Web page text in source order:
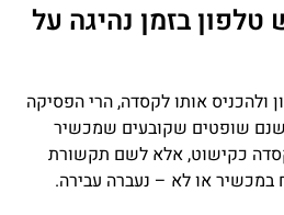
בזמן נהיגה על
ולהכניס אותו לקסדה, הרי הפסיקה
שופטים שקובעים שמכשיר
כקישוט, אלא לשם תקשורת
או לא – נעברה עבירה.